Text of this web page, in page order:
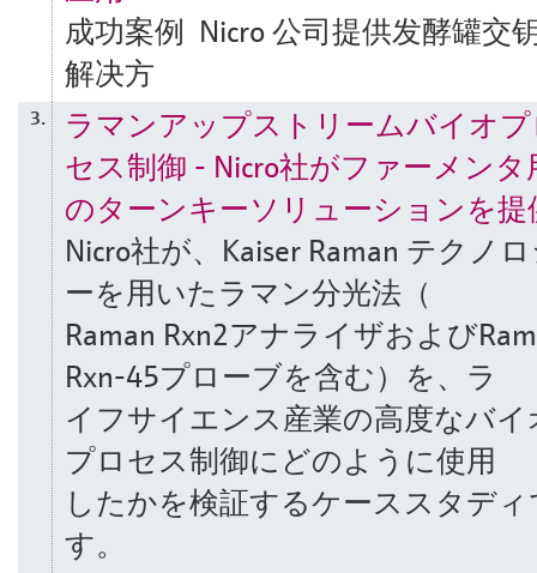
成功案例 Nicro 公司提供发酵罐交
解决方
3.
ラマンアップストリームバイオ
セス制御 - Nicro社がファーメンタ
のターンキーソリューションを提
Nicro社が、Kaiser Raman テクノ
ーを用いたラマン分光法（
Raman Rxn2アナライザおよび
Rxn-45プローブを含む）を、ラ
イフサイエンス産業の高度なバイ
プロセス制御にどのように使用
したかを検証するケーススタディ
す。